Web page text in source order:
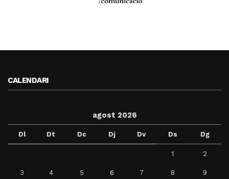
CALENDARI
agost 2026
Dl Dt Dc Dj Dv Ds Dg
1 2
3 4 5 6 7 8 9